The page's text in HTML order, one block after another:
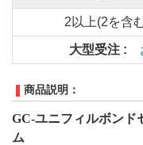
2以上(2を含
大型受注 :
商品説明：
GC-ユニフィルボンド
ム